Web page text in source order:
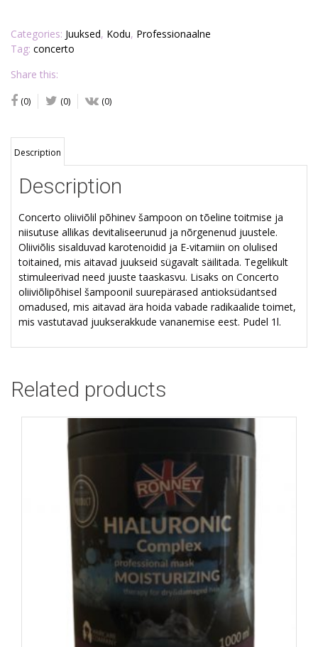
Categories: Juuksed, Kodu, Professionaalne
Tag: concerto
Share this:
(0) (0) (0)
Description
Description
Concerto oliiviõlil põhinev šampoon on tõeline toitmise ja
niisutuse allikas devitaliseerunud ja nõrgenenud juustele.
Oliiviõlis sisalduvad karotenoidid ja E-vitamiin on olulised
toitained, mis aitavad juukseid sügavalt säilitada. Tegelikult
stimuleerivad need juuste taaskasvu. Lisaks on Concerto
oliiviõlipõhisel šampoonil suurepärased antioksüdantsed
omadused, mis aitavad ära hoida vabade radikaalide toimet,
mis vastutavad juukserakkude vananemise eest. Pudel 1l.
Related products